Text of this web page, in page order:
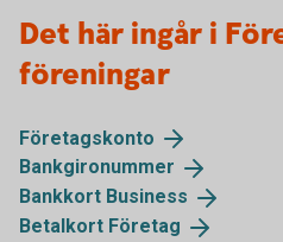
Det här ingår i
föreningar
Företagskonto
Bankgironummer
Bankkort Business
Betalkort Företag